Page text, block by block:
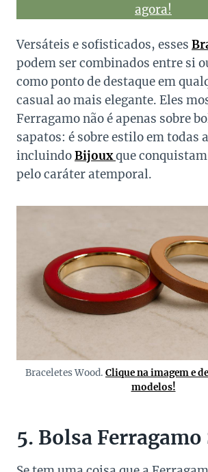
agora!
Versáteis e sofisticados, esses
podem ser combinados entre si
como ponto de destaque em
casual ao mais elegante. Eles
Ferragamo não é apenas sobre
sapatos: é sobre estilo em todas
incluindoBijouxque
pelo caráter atemporal.
Braceletes Wood. Clique na imagem e
modelos!
5. Bolsa Ferragamo